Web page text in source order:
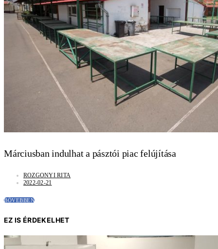
Márciusban indulhat a pásztói piac felújítása
ROZGONYI RITA
2022-02-21
BŐVEBBEN
EZ IS ÉRDEKELHET